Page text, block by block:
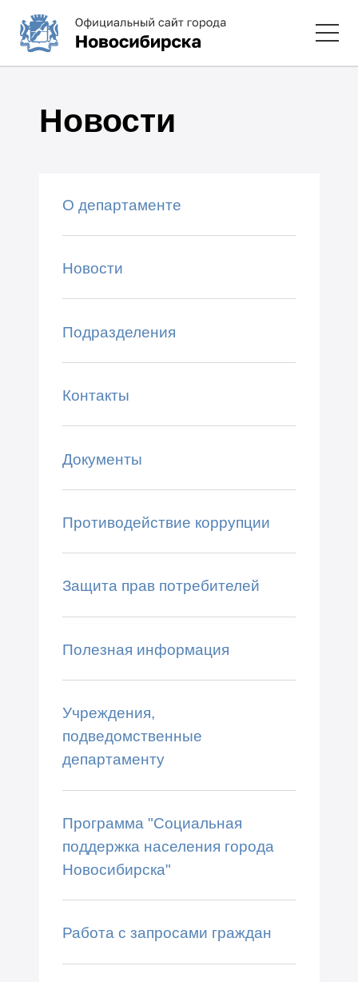
Новости
О департаменте
Новости
Подразделения
Контакты
Документы
Противодействие коррупции
Защита прав потребителей
Полезная информация
Учреждения,
подведомственные
департаменту
Программа "Социальная
поддержка населения города
Новосибирска"
Работа с запросами граждан